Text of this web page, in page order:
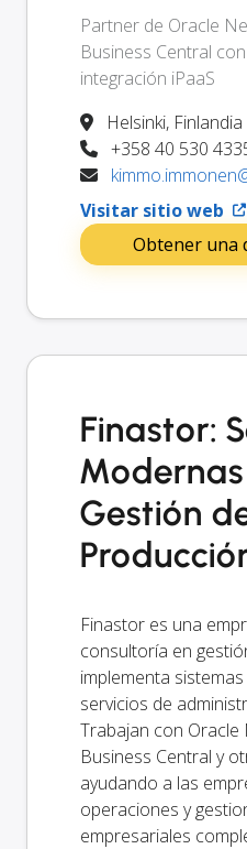
Partner de Oracle
Business Central
integración iPaaS
Helsinki, Finlandia
+358 40 530
Visitar sitio web
Obtener una
Finastor:
Modernas
Gestión
Finastor es una
consultoría en
implementa
servicios de
Trabajan con
Business Central y
ayudando a las
operaciones y
empresariales